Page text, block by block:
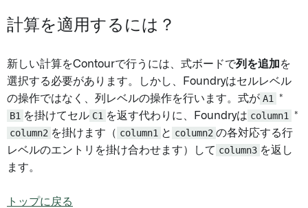
計算を適用するには？
新しい計算をContourで行うには、式ボードで列を追加 を
選択する必要があります。しかし、Foundryはセルレベル
の操作ではなく、列レベルの操作を行います。式が A1
*
B1 を掛けてセル C1 を返す代わりに、Foundryは column1
*
column2 を掛けます（ column1 と column2 の各対応する行
レベルのエントリを掛け合わせます）して column3 を返し
ます。
トップに戻る